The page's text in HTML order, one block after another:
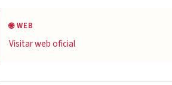
🌐 WEB
Visitar web oficial